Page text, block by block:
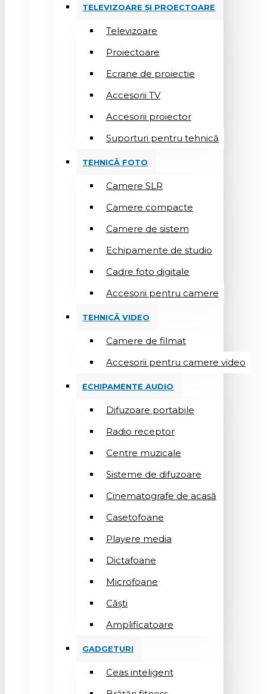
TELEVIZOARE ȘI PROECTOARE
Televizoare
Proiectoare
Ecrane de proiectie
Accesorii TV
Accesorii proiector
Suporturi pentru tehnică
TEHNICĂ FOTO
Camere SLR
Camere compacte
Camere de sistem
Echipamente de studio
Cadre foto digitale
Accesorii pentru camere
TEHNICĂ VIDEO
Camere de filmat
Accesorii pentru camere video
ECHIPAMENTE AUDIO
Difuzoare portabile
Radio receptor
Centre muzicale
Sisteme de difuzoare
Cinematografe de acasă
Casetofoane
Playere media
Dictafoane
Microfoane
Căşti
Amplificatoare
GADGETURI
Ceas inteligent